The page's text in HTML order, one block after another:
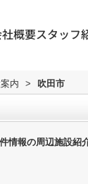
概要スタッフ
内 > 吹田市
情報の周辺施設紹